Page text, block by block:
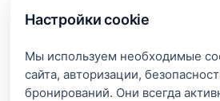
Настройки cookie
Мы используем необходимые
сайта, авторизации,
бронирований. Они всегда